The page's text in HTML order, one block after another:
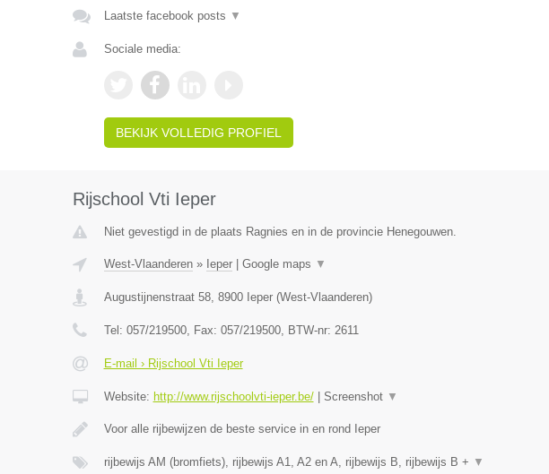
Laatste facebook posts ▼
Sociale media:
BEKIJK VOLLEDIG PROFIEL
Rijschool Vti Ieper
Niet gevestigd in de plaats Ragnies en in de provincie Henegouwen.
West-Vlaanderen» Ieper| Google maps ▼
Augustijnenstraat 58, 8900 Ieper(West-Vlaanderen)
Tel: 057/219500, Fax: 057/219500, BTW-nr: 2611
E-mail › Rijschool Vti Ieper
Website: http://www.rijschoolvti-ieper.be/| Screenshot ▼
Voor alle rijbewijzen de beste service in en rond Ieper
rijbewijs AM (bromfiets), rijbewijs A1, A2 en A, rijbewijs B, rijbewijs B + ▼